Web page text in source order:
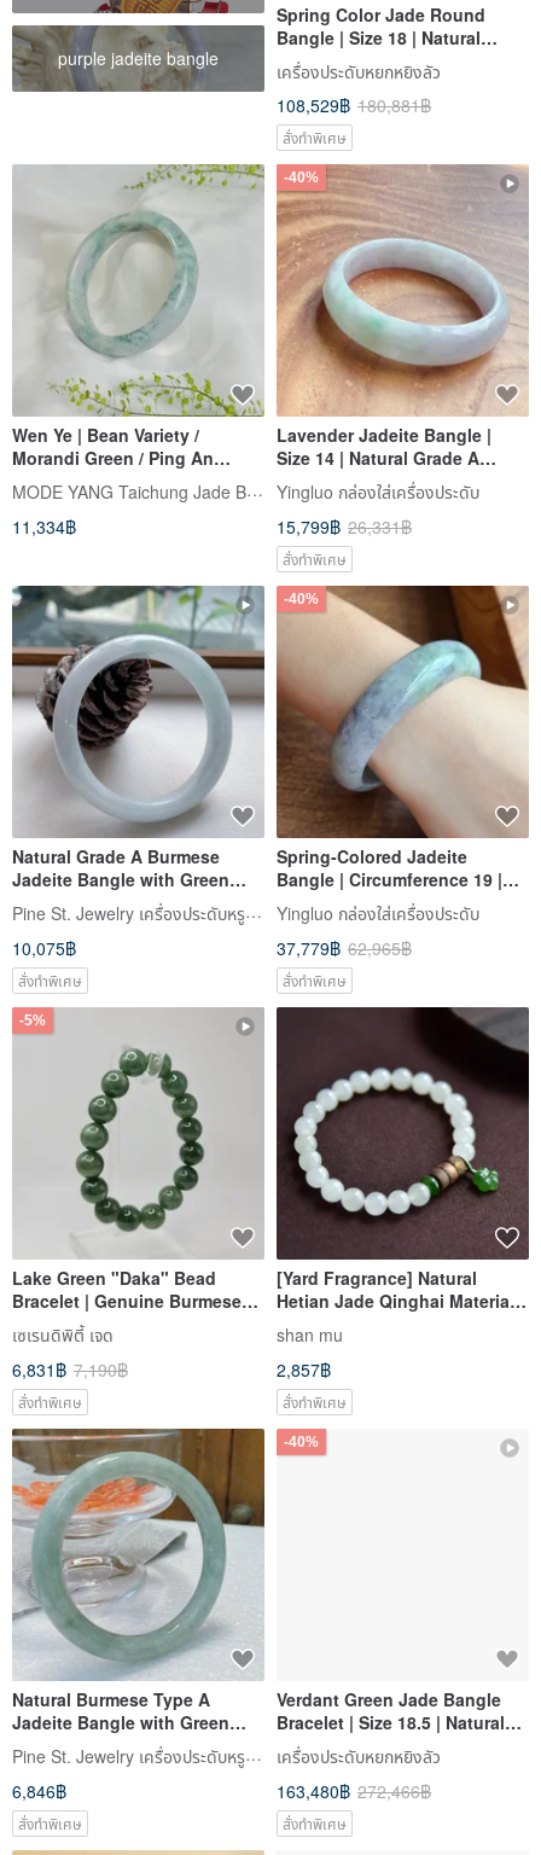
purple jadeite bangle
Spring Color Jade Round
Bangle | Size 18 | Natural
Burmese Jadeite Grade A |
Gift Idea
เครื่องประดับหยกหยิงลัว
108,529฿ 180,881฿
สั่งทำพิเศษ
Wen Ye | Bean Variety /
Morandi Green / Ping An
Bangle / Wrist Size 18.5 |
Natural Grade A Jadeite
Bangle
MODE YANG Taichung Jade Bangle
11,334฿
-40%
Lavender Jadeite Bangle |
Size 14 | Natural Grade A
Burmese Jadeite | Gift Idea
Yingluo กล่องใส่เครื่องประดับ
15,799฿ 26,331฿
สั่งทำพิเศษ
Natural Grade A Burmese
Jadeite Bangle with Green
Base and Floating Flowers,
Fortune Bangle, Beautiful
Jade Bangle, Bracelet,
Mother's Day Gift
Pine St. Jewelry เครื่องประดับหรูที่เข้าถึงได้แห่งถนนไพน์
10,075฿
สั่งทำพิเศษ
-40%
Spring-Colored Jadeite
Bangle | Circumference 19 |
Natural Burmese Jadeite
Grade A | Gift
Yingluo กล่องใส่เครื่องประดับ
37,779฿ 62,965฿
สั่งทำพิเศษ
-5%
Lake Green "Daka" Bead
Bracelet | Genuine Burmese
Jadeite A-grade
เซเรนดิพิตี้ เจด
6,831฿ 7,190฿
สั่งทำพิเศษ
[Yard Fragrance] Natural
Hetian Jade Qinghai Material
Light Icy Clear Round Beads,
Jadeite, Agarwood Bracelet
shan mu
2,857฿
สั่งทำพิเศษ
Natural Burmese Type A
Jadeite Bangle with Green
Base and Floating Floral
Pattern, Round Bone Bangle,
Elegant Jade Bracelet, Bangle,
Mother's Day Gift
Pine St. Jewelry เครื่องประดับหรูที่เข้าถึงได้แห่งถนนไพน์
6,846฿
สั่งทำพิเศษ
-40%
Verdant Green Jade Bangle
Bracelet | Size 18.5 | Natural
Burmese Jadeite Grade A |
Gift Idea
เครื่องประดับหยกหยิงลัว
163,480฿ 272,466฿
สั่งทำพิเศษ